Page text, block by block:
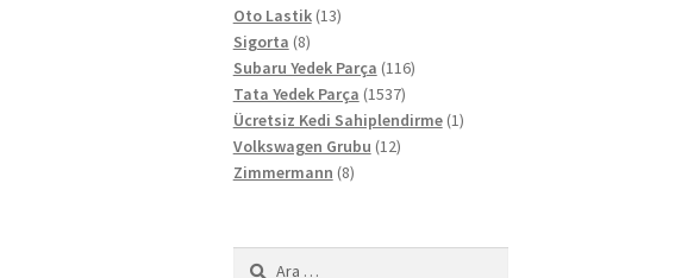
Oto Lastik 1313
Sigorta 88
ürün
Subaru Yedek Parça 116116
Tata Yedek Parça 15371537
ürün
Ücretsiz Kedi Sahiplendirme 11
Volkswagen Grubu 1212
Zimmermann 88
Arama: